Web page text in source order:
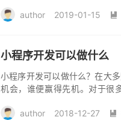
发公司，纷纷...
author 2019-01-15 
小程序开发可以做什么
小程序开发可以做什么？在大
机会，谁便赢得先机。对于很
说，不是所有的...
author 2018-12-27 